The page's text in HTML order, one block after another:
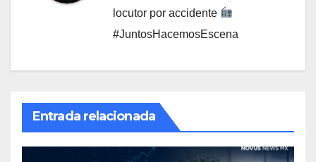
locutor por accidente
#JuntosHacemosEscena
Entrada relacionada